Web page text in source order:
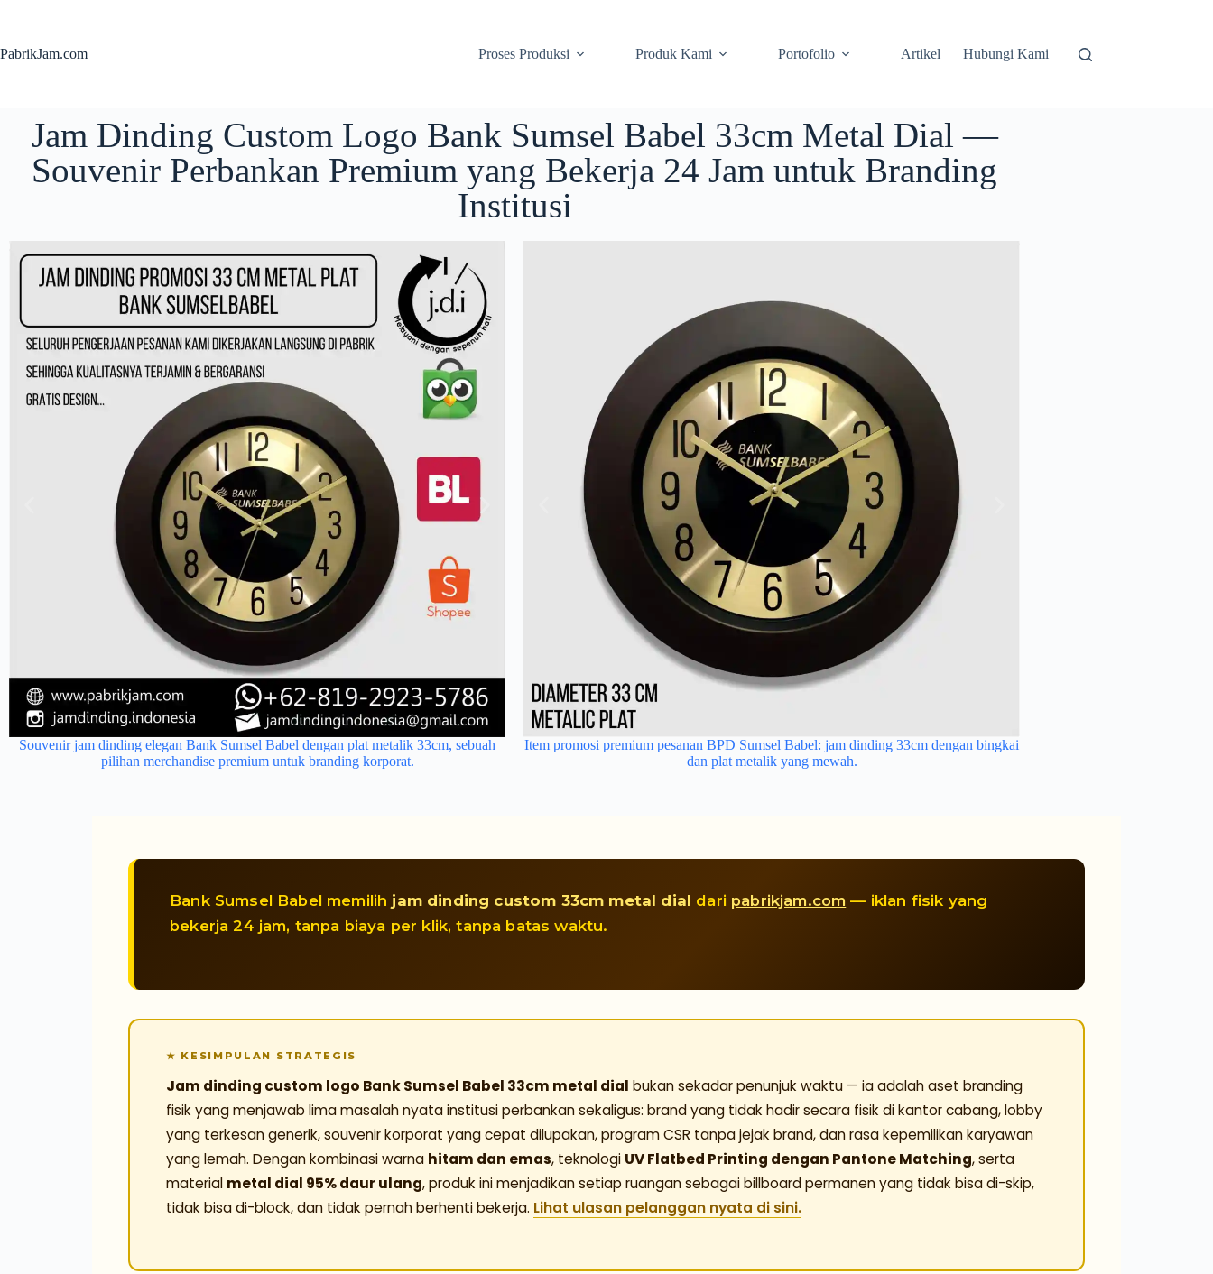
PabrikJam.com Proses Produksi Produk Kami Portofolio Artikel Hubungi Kami
Jam Dinding Custom Logo Bank Sumsel Babel 33cm Metal Dial —
Souvenir Perbankan Premium yang Bekerja 24 Jam untuk Branding
Institusi
Souvenir jam dinding elegan Bank Sumsel Babel dengan plat metalik 33cm, sebuah
pilihan merchandise premium untuk branding korporat.
Merchandise eksklusif Bank Sumsel Babel berupa jam dinding custom 33cm dengan
logo presisi di atas plat metalik.
Item promosi premium pesanan BPD Sumsel Babel: jam dinding 33cm dengan bingkai
dan plat metalik yang mewah.
Bank Sumsel Babel memilih jam dinding custom 33cm metal dial dari pabrikjam.com — iklan fisik yang
bekerja 24 jam, tanpa biaya per klik, tanpa batas waktu.
Jam dinding custom logo Bank Sumsel Babel 33cm metal dial bukan sekadar penunjuk waktu — ia adalah aset branding
fisik yang menjawab lima masalah nyata institusi perbankan sekaligus: brand yang tidak hadir secara fisik di kantor cabang, lobby
yang terkesan generik, souvenir korporat yang cepat dilupakan, program CSR tanpa jejak brand, dan rasa kepemilikan karyawan
yang lemah. Dengan kombinasi warna hitam dan emas, teknologi UV Flatbed Printing dengan Pantone Matching, serta
material metal dial 95% daur ulang, produk ini menjadikan setiap ruangan sebagai billboard permanen yang tidak bisa di-skip,
tidak bisa di-block, dan tidak pernah berhenti bekerja. Lihat ulasan pelanggan nyata di sini.